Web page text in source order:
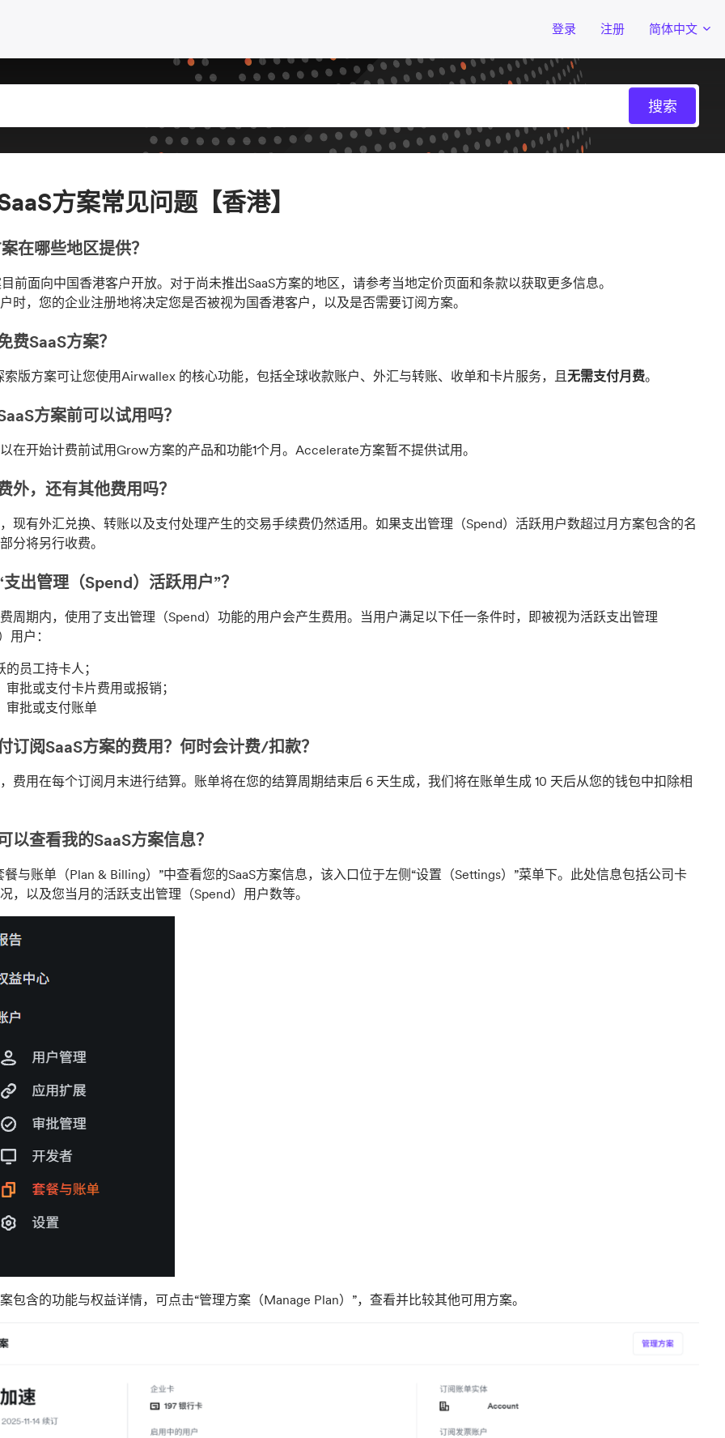
登录 注册 简体中文
方案常见问题【香港】
在哪些地区提供？
目前面向中国香港客户开放。对于尚未推出SaaS方案的地区，请参考当地定价页面和条款以获取更多信息。
时，您的企业注册地将决定您是否被视为国香港客户，以及是否需要订阅方案。
费SaaS方案？
索版方案可让您使用Airwallex 的核心功能，包括全球收款账户、外汇与转账、收单和卡片服务，且无需支付月费。
方案前可以试用吗？
在开始计费前试用Grow方案的产品和功能1个月。Accelerate方案暂不提供试用。
外，还有其他费用吗？
现有外汇兑换、转账以及支付处理产生的交易手续费仍然适用。如果支出管理（Spend）活跃用户数超过月方案包含的名
分将另行收费。
出管理（Spend）活跃用户”？
周期内，使用了支出管理（Spend）功能的用户会产生费用。当用户满足以下任一条件时，即被视为活跃支出管理
用户：
的员工持卡人；
审批或支付卡片费用或报销；
审批或支付账单
订阅SaaS方案的费用？何时会计费/扣款？
费用在每个订阅月末进行结算。账单将在您的结算周期结束后 6 天生成，我们将在账单生成 10 天后从您的钱包中扣除相
以查看我的SaaS方案信息？
餐与账单（Plan & Billing）”中查看您的SaaS方案信息，该入口位于左侧“设置（Settings）”菜单下。此处信息包括公司卡
，以及您当月的活跃支出管理（Spend）用户数等。
包含的功能与权益详情，可点击“管理方案（Manage Plan）”，查看并比较其他可用方案。